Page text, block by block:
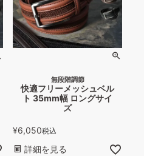
無段階調節
快適フリーメッシュベル
ト 35mm幅 ロングサイ
ズ
¥6,050税込
詳細を見る